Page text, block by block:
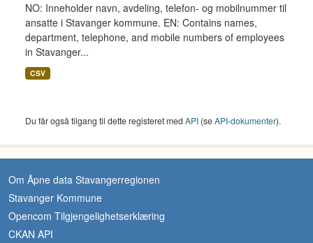
NO: Inneholder navn, avdeling, telefon- og mobilnummer til
ansatte i Stavanger kommune. EN: Contains names,
department, telephone, and mobile numbers of employees
in Stavanger...
CSV
Du får også tilgang til dette registeret med API (seAPI-dokumenter).
Om Åpne data Stavangerregionen
Stavanger Kommune
Opencom Tilgjengelighetserklæring
CKAN API